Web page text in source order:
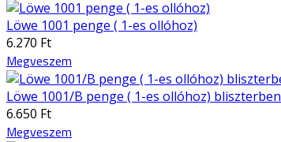
Löwe 1001 penge ( 1-es ollóhoz)
6.270 Ft
Megveszem
Löwe 1001/B penge ( 1-es ollóhoz) bliszterben
6.650 Ft
Megveszem